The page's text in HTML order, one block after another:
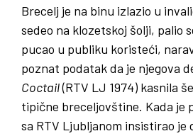
Brecelj je na binu izlazio u
sedeo na klozetskoj šolji, palio
pucao u publiku koristeći,
poznat podatak da je njegova
Coctail(RTV LJ 1974) kasnila
tipične breceljovštine. Kada je
sa RTV Ljubljanom insistirao je